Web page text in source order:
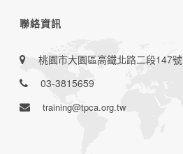
聯絡資訊
桃園市大園區高鐵北路二段147號
03-3815659
training@tpca.org.tw